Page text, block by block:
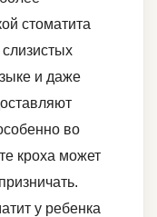
стоматита
и даже
во
кроха может
у ребенка